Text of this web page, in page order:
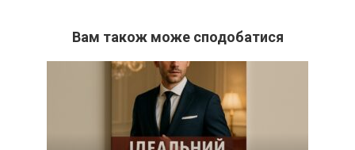
Вам також може сподобатися